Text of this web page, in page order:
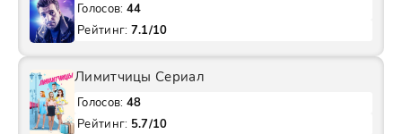
Голосов: 44
Рейтинг: 7.1/10
Лимитчицы Сериал
Голосов: 48
Рейтинг: 5.7/10